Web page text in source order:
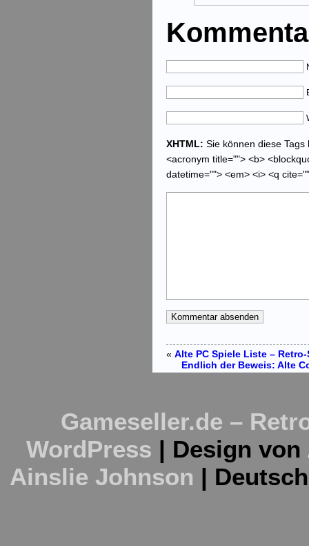
XHTML: Sie können diese
<acronym title=""> <b>
datetime=""> <em> <i> <q
« Alte PC Spiele Liste –
Endlich der Beweis: Alte
Gameseller.de –
WordPress | Design von
Ainslie Johnson |